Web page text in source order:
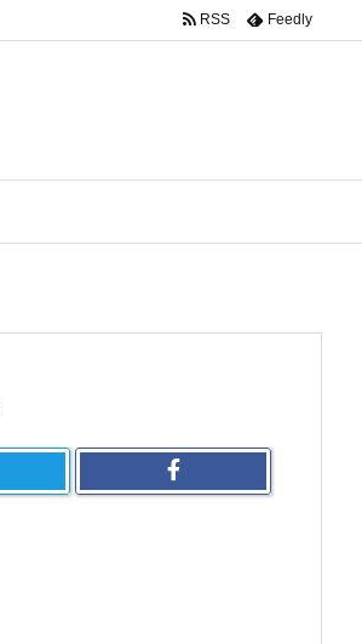
RSS Feedly